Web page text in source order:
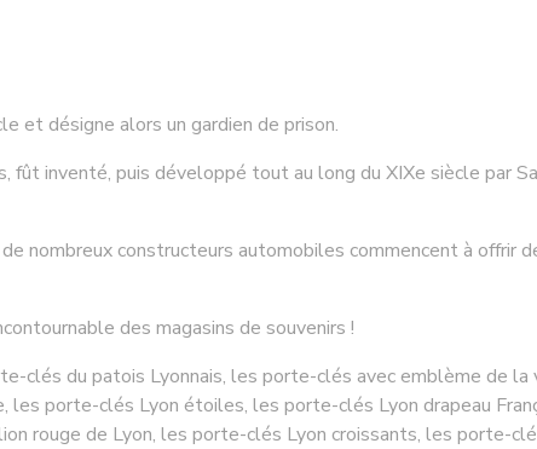
et désigne alors un gardien de prison.
fût inventé, puis développé tout au long du XIXe siècle par
nombreux constructeurs automobiles commencent à offrir
des magasins de souvenirs !
clés du patois Lyonnais, les porte-clés avec emblème de
les porte-clés Lyon étoiles, les porte-clés Lyon drapeau
rouge de Lyon, les porte-clés Lyon croissants, les porte-